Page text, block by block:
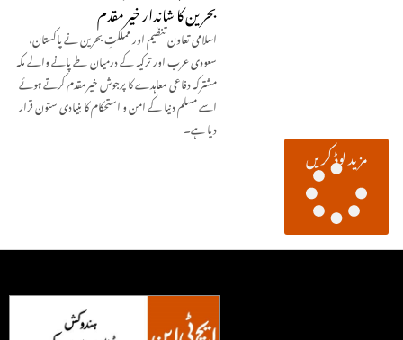
بحرین کا شاندار خیر مقدم
اسلامی تعاون تنظیم اور مملکتِ بحرین نے پاکستان،
سعودی عرب اور ترکیہ کے درمیان طے پانے والے مکہ
مشترکہ دفاعی معاہدے کا پرجوش خیرمقدم کرتے ہوئے
اسے مسلم دنیا کے امن و استحکام کا بنیادی ستون قرار
دیا ہے۔
مزید لوڈ کریں